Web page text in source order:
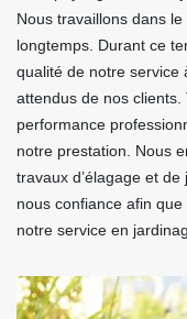
Nous travaillons dans
longtemps. Durant ce
qualité de notre service
attendus de nos clients.
performance
notre prestation. Nous
travaux d’élagage et
nous confiance afin
notre service en